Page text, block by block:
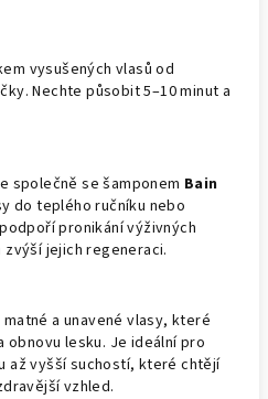
vysušených vlasů od
Nechte působit 5–10 minut a
společně se šamponem Bain
do teplého ručníku nebo
pronikání výživných
jejich regeneraci.
a unavené vlasy, které
lesku. Je ideální pro
až vyšší suchostí, které chtějí
vzhled.